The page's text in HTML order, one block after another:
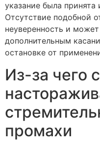
указание была принята
Отсутствие подобной
неуверенность и
дополнительным
остановке от
Из-за чего
промахи